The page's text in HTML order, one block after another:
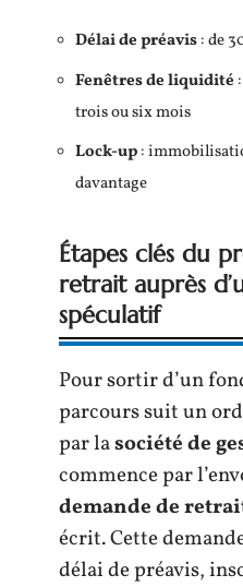
Délai de préavis: de
Fenêtres de liquidité
trois ou six mois
Lock-up:
davantage
Étapes clés du
retrait auprès
spéculatif
Pour sortir d’un
parcours suit un
par lasociété de
commence par
demande de
écrit. Cette
délai de préavis,